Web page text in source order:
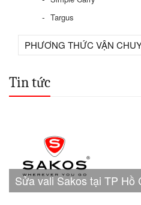
Targus
PHƯƠNG THỨC VẬN
Tin tức
Sửa vali Sakos tại TP Hồ